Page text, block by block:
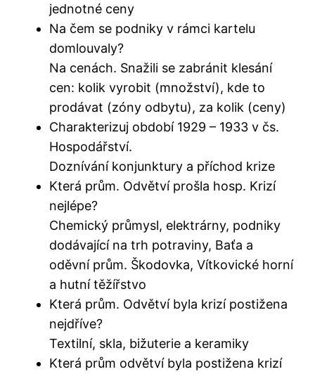
jednotné ceny
Na čem se podniky v rámci kartelu
domlouvaly?
Na cenách. Snažili se zabránit klesání
cen: kolik vyrobit (množství), kde to
prodávat (zóny odbytu), za kolik (ceny)
Charakterizuj období 1929 – 1933 v čs.
Hospodářství.
Doznívání konjunktury a příchod krize
Která prům. Odvětví prošla hosp. Krizí
nejlépe?
Chemický průmysl, elektrárny, podniky
dodávající na trh potraviny, Baťa a
oděvní prům. Škodovka, Vítkovické horní
a hutní těžířstvo
Která prům. Odvětví byla krizí postižena
nejdříve?
Textilní, skla, bižuterie a keramiky
Která prům odvětví byla postižena krizí